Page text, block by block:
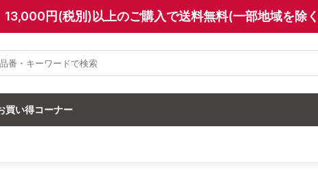
13,000円(税別)以上のご購入で送料無料(一部地域を除
買い得コーナー